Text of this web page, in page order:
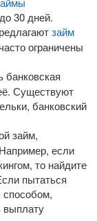
30 дней.
займ
ограничены
банковская
Существуют
банковский
займ,
если
, то найдите
пытаться
способом,
выплату